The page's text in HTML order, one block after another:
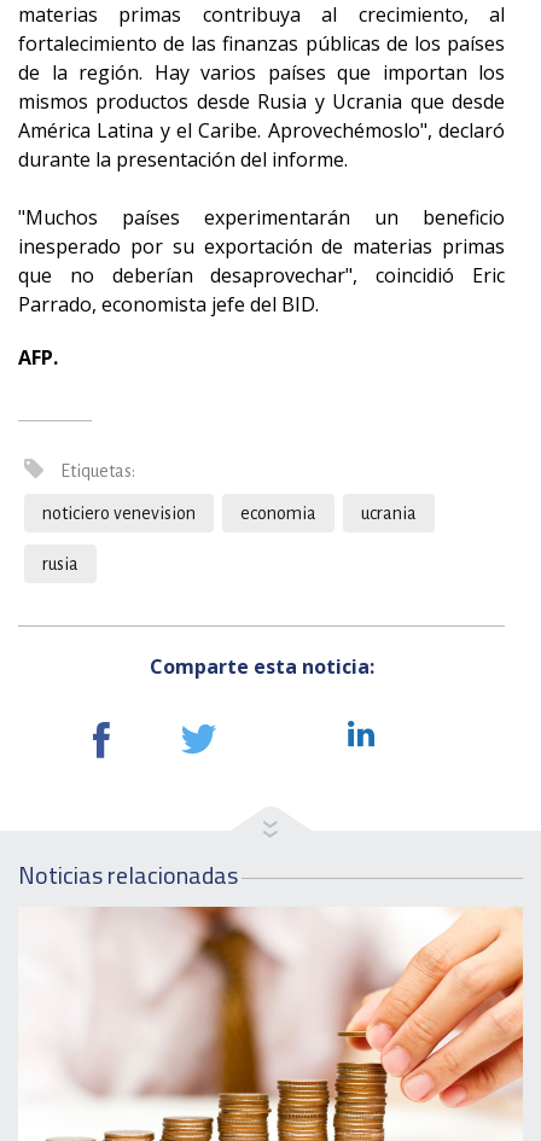
materias primas contribuya al crecimiento, al
fortalecimiento de las finanzas públicas de los países
de la región. Hay varios países que importan los
mismos productos desde Rusia y Ucrania que desde
América Latina y el Caribe. Aprovechémoslo", declaró
durante la presentación del informe.
"Muchos países experimentarán un beneficio
inesperado por su exportación de materias primas
que no deberían desaprovechar", coincidió Eric
Parrado, economista jefe del BID.
AFP.
Etiquetas:
noticiero venevision economia ucrania
rusia
Comparte esta noticia:
Noticias relacionadas